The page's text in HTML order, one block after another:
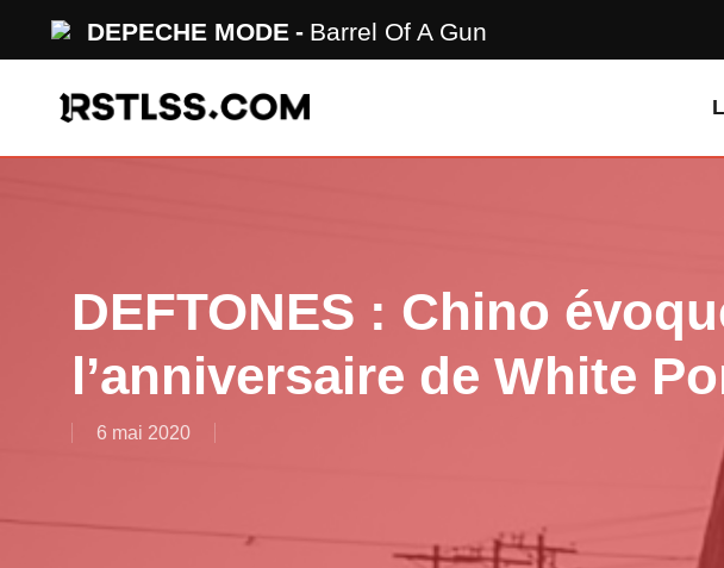
DEPECHE MODE Barrel Of A Gun
DEFTONES : Chino
l’anniversaire de White
6 mai 2020